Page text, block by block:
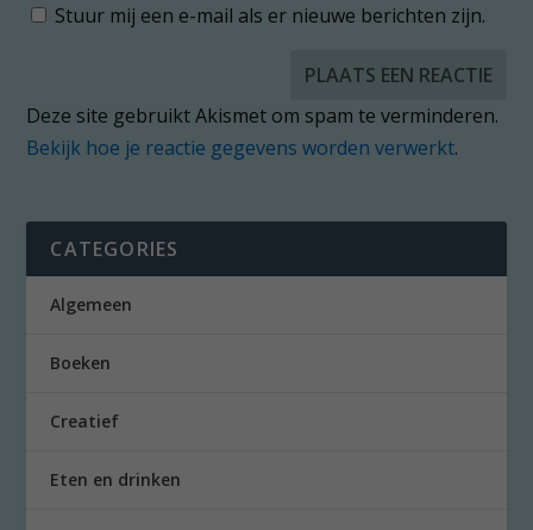
Stuur mij een e-mail als er nieuwe berichten zijn.
Deze site gebruikt Akismet om spam te verminderen.
Bekijk hoe je reactie gegevens worden verwerkt.
CATEGORIES
Algemeen
Boeken
Creatief
Eten en drinken